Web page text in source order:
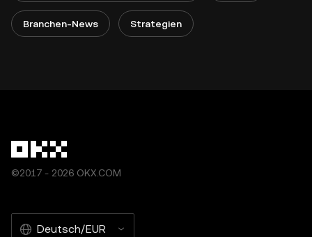
Branchen-News Strategien
©2017 - 2026 OKX.COM
Deutsch/EUR